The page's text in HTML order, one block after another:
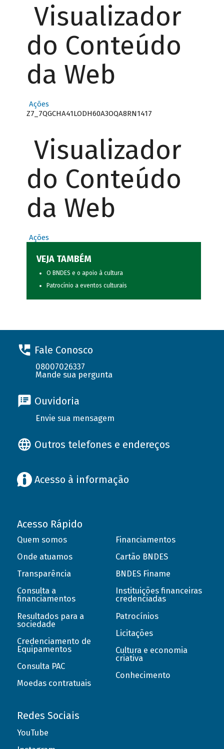
Visualizador
do Conteúdo
da Web
Ações
Z7_7QGCHA41LODH60A3OQA8RN1417
Visualizador
do Conteúdo
da Web
Ações
VEJA TAMBÉM
O BNDES e o apoio à cultura
Patrocínio a eventos culturais
Fale Conosco
08007026337
Mande sua pergunta
Ouvidoria
Envie sua mensagem
Outros telefones e endereços
Acesso à informação
Acesso Rápido
Quem somos
Onde atuamos
Transparência
Consulta a
financiamentos
Resultados para a
sociedade
Credenciamento de
Equipamentos
Consulta PAC
Moedas contratuais
Financiamentos
Cartão BNDES
BNDES Finame
Instituições financeiras
credenciadas
Patrocínios
Licitações
Cultura e economia
criativa
Conhecimento
Redes Sociais
YouTube